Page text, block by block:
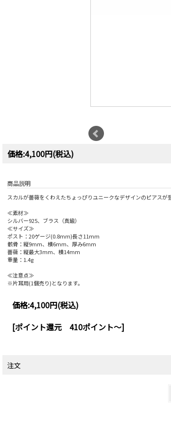
価格:4,100円(税込)
商品説明
スカルが薔薇をくわえたちょっぴりユニークなデザインのピアス
≪素材≫
シルバー925、ブラス（真鍮）
≪サイズ≫
ポスト：20ゲージ(0.8mm)長さ11mm
骸骨：縦9mm、横6mm、厚み6mm
薔薇：縦最大3mm、横14mm
重量：1.4g
≪注意点≫
※片耳用(1個売り)となります。
価格:4,100円(税込)
[ポイント還元 410ポイント～]
注文